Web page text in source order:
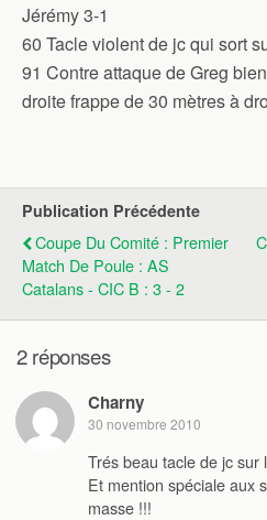
Jérémy 3-1
60 Tacle violent de jc qui sort
91 Contre attaque de Greg
droite frappe de 30 mètres à
Publication Précédente
Coupe Du Comité : Premier
Match De Poule : AS
Catalans - CIC B : 3 - 2
2 réponses
Charny
30 novembre 2010
Trés beau tacle de jc sur
Et mention spéciale aux
masse !!!